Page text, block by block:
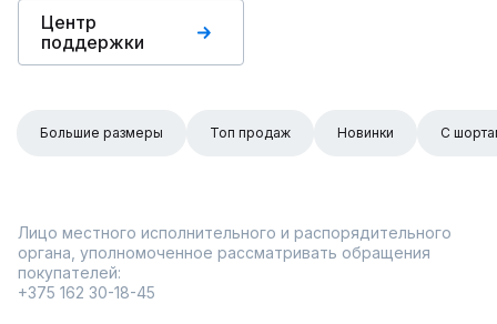
Центр
поддержки
Большие размеры Топ продаж Новинки С
Лицо местного исполнительного и распорядительного
органа, уполномоченное рассматривать обращения
покупателей:
+375 162 30-18-45